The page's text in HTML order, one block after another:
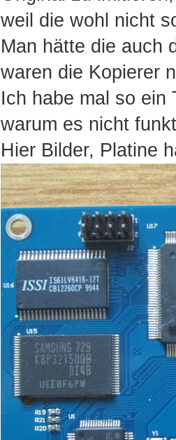
weil die wohl nicht
Man hätte die auch
waren die Kopierer
Ich habe mal so ein
warum es nicht
Hier Bilder, Platine